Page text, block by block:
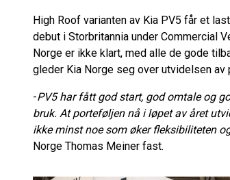
High Roof varianten av Kia PV5 får et
debut i Storbritannia under Commercial
Norge er ikke klart, med alle de gode
gleder Kia Norge seg over utvidelsen av
-PV5 har fått god start, god omtale og
bruk. At porteføljen nå i løpet av året
ikke minst noe som øker fleksibiliteten
Norge Thomas Meiner fast.